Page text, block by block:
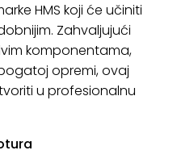
HMS koji će učiniti
Zahvaljujući
komponentama,
opremi, ovaj
u profesionalnu